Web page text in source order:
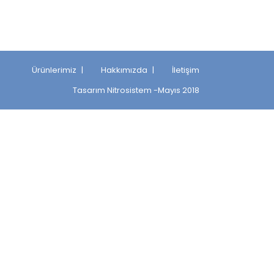
Ürünlerimiz Hakkımızda
İletişim
Tasarım Nitrosistem -Mayıs 2018